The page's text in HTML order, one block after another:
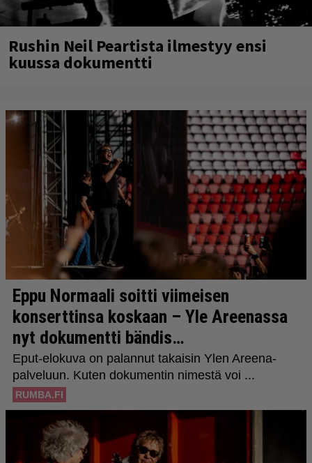
Rushin Neil Peartista ilmestyy ensi
kuussa dokumentti